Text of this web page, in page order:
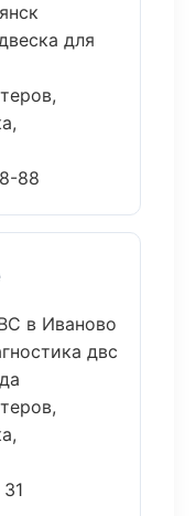
для
88
в Иваново
двс